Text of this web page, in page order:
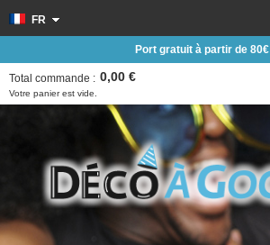
FR
Votre panier est vide.
Total commande : 0,00 €
Port gratuit à partir de 80€